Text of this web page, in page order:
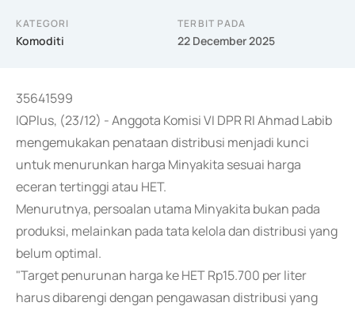
KATEGORI
Komoditi
TERBIT PADA
22 December 2025
35641599
IQPlus, (23/12) - Anggota Komisi VI DPR RI Ahmad Labib
mengemukakan penataan distribusi menjadi kunci
untuk menurunkan harga Minyakita sesuai harga
eceran tertinggi atau HET.
Menurutnya, persoalan utama Minyakita bukan pada
produksi, melainkan pada tata kelola dan distribusi yang
belum optimal.
"Target penurunan harga ke HET Rp15.700 per liter
harus dibarengi dengan pengawasan distribusi yang